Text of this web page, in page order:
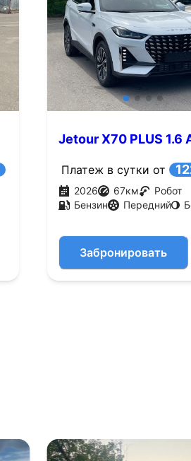
Jetour X70 PLUS 1.6
Платеж в сутки от
2026 67км
Робот
Бензин
Передний
Забронировать